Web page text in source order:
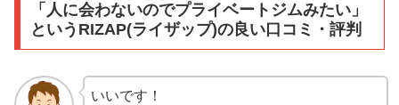
「人に会わないのでプライベートジムみたい」
というRIZAP(ライザップ)の良い口コミ・評判
いいです！